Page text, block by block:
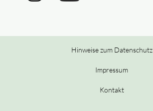
Hinweise zum Datenschutz
Impressum
Kontakt